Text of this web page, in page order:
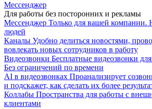
Мессенджер
Для работы без посторонних и рекламы
Мессенджер Только для вашей компании.
людей
Каналы Удобно делиться новостями,
вовлекать новых сотрудников в работу
Видеозвонки Бесплатные видеозвонки
Без ограничений по времени
AI в видеозвонках Проанализирует
и подскажет, как сделать их более
Коллабы Пространства для работы с
клиентами